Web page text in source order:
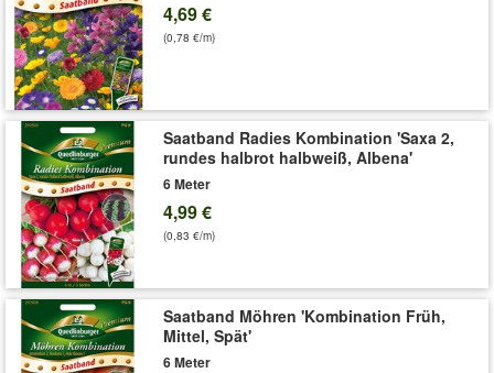
4,69 €
(0,78 €/m)
Saatband Radies Kombination 'Saxa 2,
rundes halbrot halbweiß, Albena'
6 Meter
4,99 €
(0,83 €/m)
Saatband Möhren 'Kombination Früh,
Mittel, Spät'
6 Meter